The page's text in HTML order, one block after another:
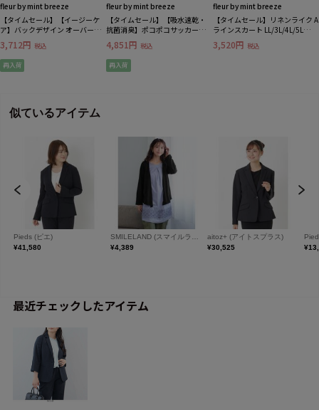
fleur by mint breeze
【タイムセール】【イージーケ
ア】バックデザイン オーバーシ
ャツ ブラウス LL/3L/4L/5L fleur
by mint breeze
3,712円 税込
再入荷
fleur by mint breeze
【タイムセール】【吸水速乾・
抗菌消臭】ポコポコサッカータ
ックスリーブブラウス
4,851円 税込
再入荷
fleur by mint breeze
【タイムセール】リネンライク A
ラインスカート LL/3L/4L/5L
fleur by mint breeze
3,520円 税込
最近チェックしたアイテム